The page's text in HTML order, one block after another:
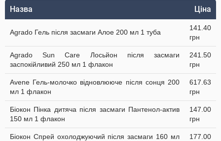
Назва Ціна
Agrado Гель після засмаги Алое 200 мл 1 туба
141.40
грн
Agrado Sun Care Лосьйон після засмаги
заспокійливий 250 мл 1 флакон
241.50
грн
Avene Гель-молочко відновлюючe після сонця 200
мл 1 флакон
617.63
грн
Біокон Пінка дитяча після засмаги Пантенол-актив
150 мл 1 флакон
147.00
грн
Біокон Спрей охолоджуючий після засмаги 160 мл
177.00